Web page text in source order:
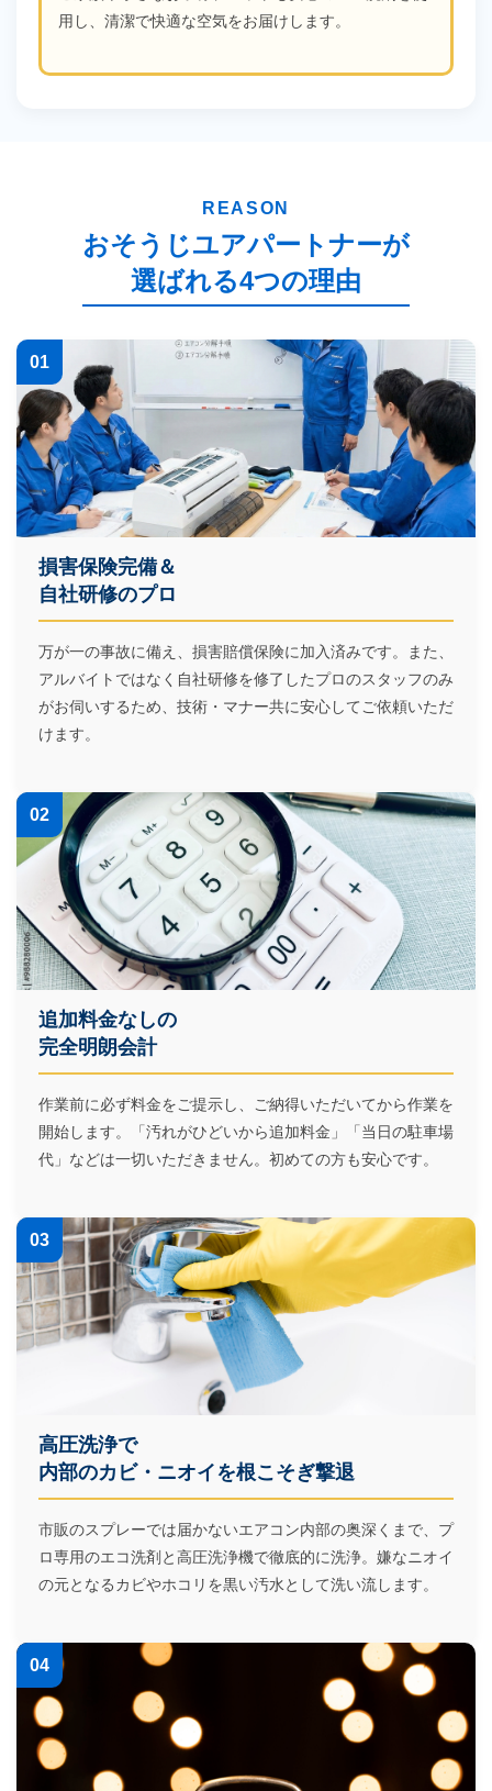
用し、清潔で快適な空気をお届けします。
REASON
おそうじユアパートナーが
選ばれる4つの理由
01
損害保険完備＆
自社研修のプロ
万が一の事故に備え、損害賠償保険に加入済みです。また、
アルバイトではなく自社研修を修了したプロのスタッフのみ
がお伺いするため、技術・マナー共に安心してご依頼いただ
けます。
02
追加料金なしの
完全明朗会計
作業前に必ず料金をご提示し、ご納得いただいてから作業を
開始します。「汚れがひどいから追加料金」「当日の駐車場
代」などは一切いただきません。初めての方も安心です。
03
高圧洗浄で
内部のカビ・ニオイを根こそぎ撃退
市販のスプレーでは届かないエアコン内部の奥深くまで、プ
ロ専用のエコ洗剤と高圧洗浄機で徹底的に洗浄。嫌なニオイ
の元となるカビやホコリを黒い汚水として洗い流します。
04